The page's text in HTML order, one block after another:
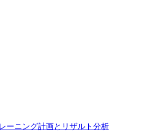
ーニング計画とリザルト分析